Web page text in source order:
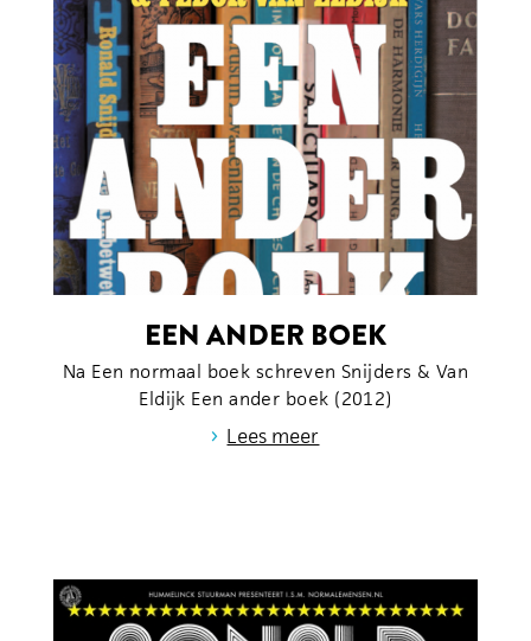
EEN ANDER BOEK
Na Een normaal boek schreven Snijders & Van
Eldijk Een ander boek (2012)
› Lees meer